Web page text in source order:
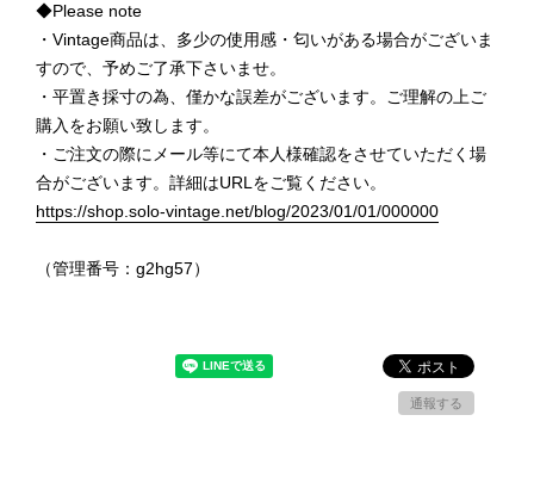
◆Please note
・Vintage商品は、多少の使用感・匂いがある場合がございま
すので、予めご了承下さいませ。
・平置き採寸の為、僅かな誤差がございます。ご理解の上ご
購入をお願い致します。
・ご注文の際にメール等にて本人様確認をさせていただく場
合がございます。詳細はURLをご覧ください。
https://shop.solo-vintage.net/blog/2023/01/01/000000
（管理番号：g2hg57）
通報する